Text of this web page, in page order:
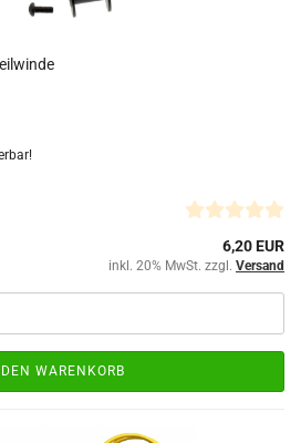
6,20 EUR
inkl. 20% MwSt. zzgl. Versand
DEN WARENKORB